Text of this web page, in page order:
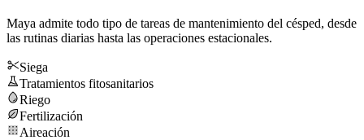
Maya admite todo tipo de tareas de mantenimiento del césped, desde
las rutinas diarias hasta las operaciones estacionales.
Siega
Tratamientos fitosanitarios
Riego
Fertilización
Aireación